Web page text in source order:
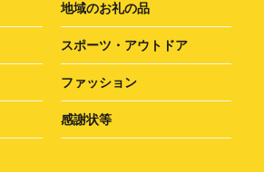
地域のお礼の品
スポーツ・アウトドア
ファッション
感謝状等